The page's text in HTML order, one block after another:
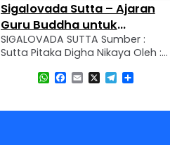
Sigalovada Sutta – Ajaran
Guru Buddha untuk
Perumah Tangga
SIGALOVADA SUTTA Sumber :
Sutta Pitaka Digha Nikaya Oleh :
Buddha Penerbit : Badan Penerbit
WhatsApp
Facebook
Email
X Telegram